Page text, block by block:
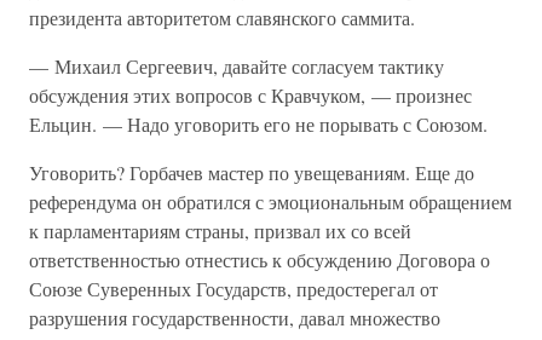
президента авторитетом славянского саммита.
— Михаил Сергеевич, давайте согласуем тактику
обсуждения этих вопросов с Кравчуком, — произнес
Ельцин. — Надо уговорить его не порывать с Союзом.
Уговорить? Горбачев мастер по увещеваниям. Еще до
референдума он обратился с эмоциональным обращением
к парламентариям страны, призвал их со всей
ответственностью отнестись к обсуждению Договора о
Союзе Суверенных Государств, предостерегал от
разрушения государственности, давал множество